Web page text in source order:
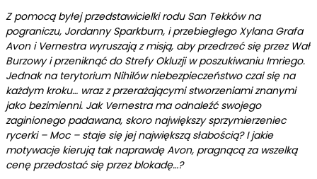
Z pomocą byłej przedstawicielki rodu San Tekków na
pograniczu, Jordanny Sparkburn, i przebiegłego Xylana Grafa
Avon i Vernestra wyruszają z misją, aby przedrzeć się przez Wał
Burzowy i przeniknąć do Strefy Okluzji w poszukiwaniu Imriego.
Jednak na terytorium Nihilów niebezpieczeństwo czai się na
każdym kroku… wraz z przerażającymi stworzeniami znanymi
jako bezimienni. Jak Vernestra ma odnaleźć swojego
zaginionego padawana, skoro największy sprzymierzeniec
rycerki – Moc – staje się jej największą słabością? I jakie
motywacje kierują tak naprawdę Avon, pragnącą za wszelką
cenę przedostać się przez blokadę…?